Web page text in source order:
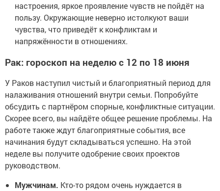
настроения, яркое проявление чувств не пойдёт на
пользу. Окружающие неверно истолкуют ваши
чувства, что приведёт к конфликтам и
напряжённости в отношениях.
Рак: гороскоп на неделю с 12 по 18 июня
У Раков наступил чистый и благоприятный период для
налаживания отношений внутри семьи. Попробуйте
обсудить с партнёром спорные, конфликтные ситуации.
Скорее всего, вы найдёте общее решение проблемы. На
работе также ждут благоприятные события, все
начинания будут складываться успешно. На этой
неделе вы получите одобрение своих проектов
руководством.
Мужчинам. Кто-то рядом очень нуждается в